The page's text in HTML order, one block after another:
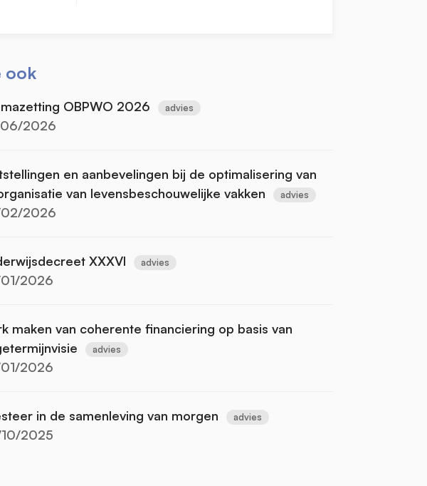
ook
OBPWO 2026 advies
2026
en aanbevelingen bij de optimalisering van
van levensbeschouwelijke vakken
advies
2026
XXXVI advies
2026
maken van coherente financiering op basis van
advies
2026
in de samenleving van morgen advies
2025